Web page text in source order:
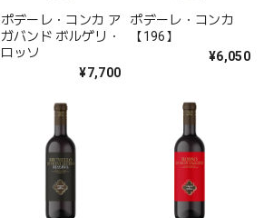
ポデーレ・コンカ ア
ガバンド ボルゲリ・
ロッソ
¥7,700
ポデーレ・コンカ
【196】
¥6,050